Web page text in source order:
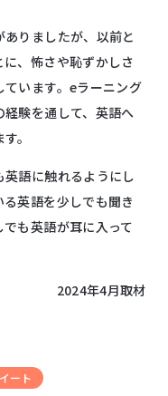
りましたが、以前と
、怖さや恥ずかしさ
います。eラーニング
験を通して、英語へ
。
語に触れるようにし
英語を少しでも聞き
も英語が耳に入って
2024年4月取材
ート